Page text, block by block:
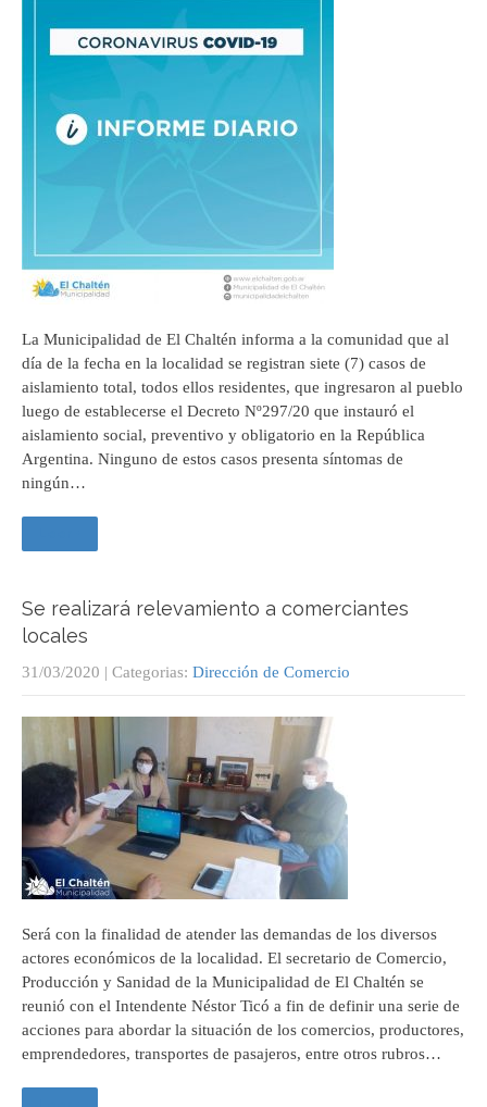
La Municipalidad de El Chaltén informa a la comunidad que al
día de la fecha en la localidad se registran siete (7) casos de
aislamiento total, todos ellos residentes, que ingresaron al pueblo
luego de establecerse el Decreto Nº297/20 que instauró el
aislamiento social, preventivo y obligatorio en la República
Argentina. Ninguno de estos casos presenta síntomas de
ningún…
Se realizará relevamiento a comerciantes
locales
31/03/2020 | Categorias: Dirección de Comercio
Será con la finalidad de atender las demandas de los diversos
actores económicos de la localidad. El secretario de Comercio,
Producción y Sanidad de la Municipalidad de El Chaltén se
reunió con el Intendente Néstor Ticó a fin de definir una serie de
acciones para abordar la situación de los comercios, productores,
emprendedores, transportes de pasajeros, entre otros rubros…